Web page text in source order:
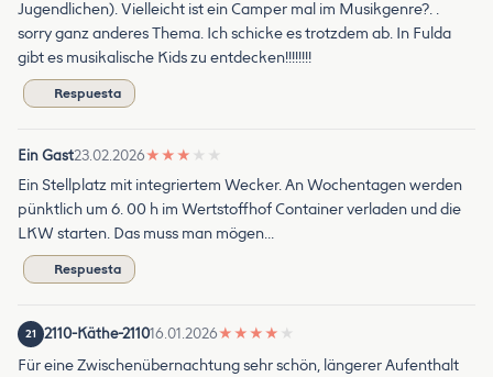
Jugendlichen). Vielleicht ist ein Camper mal im Musikgenre?. .
sorry ganz anderes Thema. Ich schicke es trotzdem ab. In Fulda
gibt es musikalische Kids zu entdecken!!!!!!!!
Respuesta
Ein Gast23.02.2026★ ★ ★ ★ ★
Ein Stellplatz mit integriertem Wecker. An Wochentagen werden
pünktlich um 6. 00 h im Wertstoffhof Container verladen und die
LKW starten. Das muss man mögen…
Respuesta
21 2110-Käthe-211016.01.2026★ ★ ★ ★ ★
Für eine Zwischenübernachtung sehr schön, längerer Aufenthalt